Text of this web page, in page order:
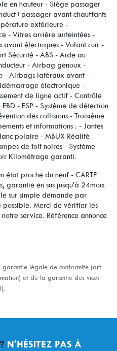
en hauteur - Siège passager
avant chauffants
extérieure -
- Vitres arrière surteintées -
avant électriques - Volant cuir -
Sécurité - ABS - Aide au
- Airbag genoux -
- Airbags latéraux avant -
électronique -
de ligne actif - Contrôle
- ESP - Système de détection
des collisions - Troisième
et informations : - Jantes
polaire - MBUX Réalité
de toit noires - Système
Kilométrage garanti.
état proche du neuf - CARTE
garantie en sus jusqu'à 24mois.
sur simple demande par
Merci de vérifier les
service. Référence annonce
garantie légale de conformité (art.
et de la garantie des vices
N'HÉSITEZ PAS À